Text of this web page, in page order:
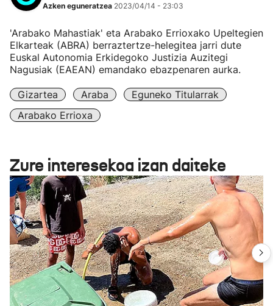
Azken eguneratzea 2023/04/14 - 23:03
'Arabako Mahastiak' eta Arabako Errioxako Upeltegien
Elkarteak (ABRA) berraztertze-helegitea jarri dute
Euskal Autonomia Erkidegoko Justizia Auzitegi
Nagusiak (EAEAN) emandako ebazpenaren aurka.
Gizartea Araba
Eguneko Titularrak
Arabako Errioxa
Zure interesekoa izan daiteke